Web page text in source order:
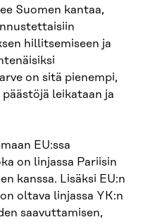
Suomen kantaa,
hillitsemiseen ja
on sitä pienempi,
leikataan ja
EU:ssa
on linjassa Pariisin
kanssa. Lisäksi EU:n
oltava linjassa YK:n
saavuttamisen,